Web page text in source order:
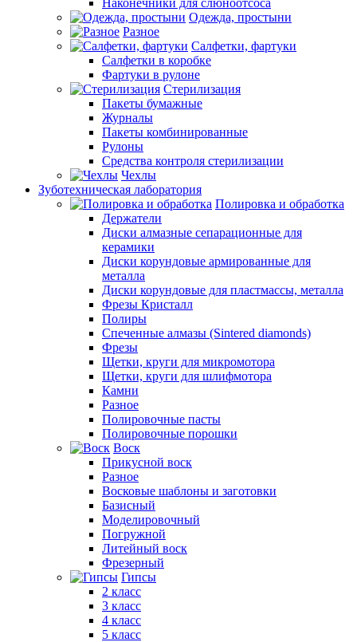
Наконечники для слюноотсоса
Одежда, простыни
Разное
Салфетки, фартуки
Салфетки в коробке
Фартуки в рулоне
Стерилизация
Пакеты бумажные
Журналы
Пакеты комбинированные
Рулоны
Средства контроля стерилизации
Чехлы
Зуботехническая лаборатория
Полировка и обработка
Держатели
Диски алмазные сепарационные для
керамики
Диски корундовые армированные для
металла
Диски корундовые для пластмассы, металла
Фрезы Кристалл
Полиры
Спеченные алмазы (Sintered diamonds)
Фрезы
Щетки, круги для микромотора
Щетки, круги для шлифмотора
Камни
Разное
Полировочные пасты
Полировочные порошки
Воск
Прикусной воск
Разное
Восковые шаблоны и заготовки
Базисный
Моделировочный
Погружной
Литейный воск
Фрезерный
Гипсы
2 класс
3 класс
4 класс
5 класс